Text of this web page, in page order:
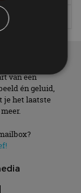
Games
van een
én geluid,
je het laatste
zoals
de